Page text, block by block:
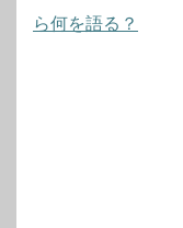
ら何を語る？